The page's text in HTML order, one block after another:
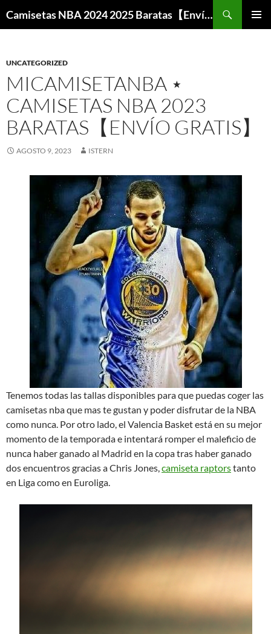
Camisetas NBA 2024 2025 Baratas【Envío Gratis】
UNCATEGORIZED
MICAMISETANBA ⋆
CAMISETAS NBA 2023
BARATAS【ENVÍO GRATIS】
AGOSTO 9, 2023 ISTERN
Tenemos todas las tallas disponibles para que puedas coger las
camisetas nba que mas te gustan y poder disfrutar de la NBA
como nunca. Por otro lado, el Valencia Basket está en su mejor
momento de la temporada e intentará romper el maleficio de
nunca haber ganado al Madrid en la copa tras haber ganado
dos encuentros gracias a Chris Jones,camiseta raptorstanto
en Liga como en Euroliga.